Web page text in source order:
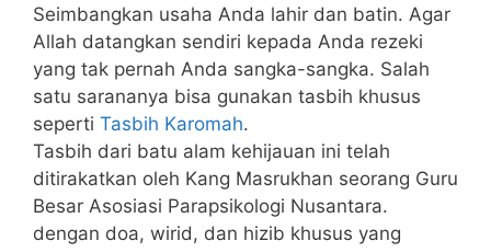
Seimbangkan usaha Anda lahir dan batin. Agar
Allah datangkan sendiri kepada Anda rezeki
yang tak pernah Anda sangka-sangka. Salah
satu sarananya bisa gunakan tasbih khusus
seperti Tasbih Karomah.
Tasbih dari batu alam kehijauan ini telah
ditirakatkan oleh Kang Masrukhan seorang Guru
Besar Asosiasi Parapsikologi Nusantara.
dengan doa, wirid, dan hizib khusus yang